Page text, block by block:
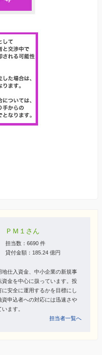
ＰＭ１さん
担当数：6690 件
貸付金額：185.24 億円
地仕入資金、中小企業の新規事
資金を中心に扱っています。投
に安全に運用するかを目標にし
資申込者への対応には迅速さや
ます。
担当者一覧へ